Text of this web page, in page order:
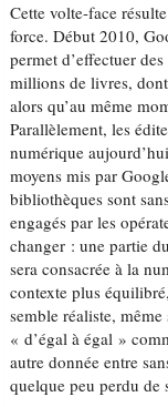
Cette volte-face
force. Début 2010,
permet d’effectuer
millions de livres,
alors qu’au même
Parallèlement, les
numérique
moyens mis par
bibliothèques sont
engagés par les
changer : une partie
sera consacrée à la
contexte plus
semble réaliste,
« d’égal à égal »
autre donnée entre
quelque peu perdu de